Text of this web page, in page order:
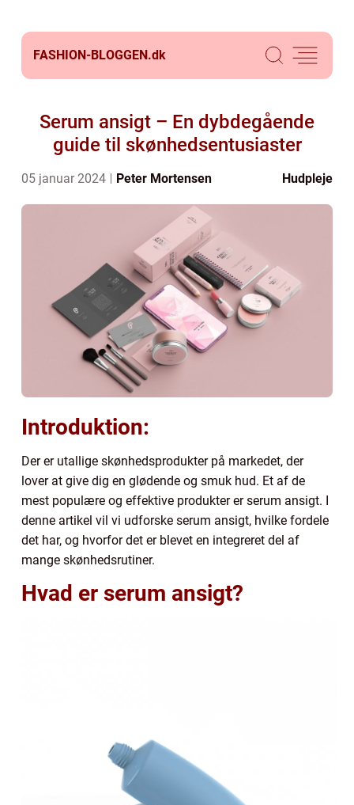
FASHION-BLOGGEN.dk
Serum ansigt – En dybdegående
guide til skønhedsentusiaster
05 januar 2024 Peter Mortensen Hudpleje
Introduktion:
Der er utallige skønhedsprodukter på markedet, der
lover at give dig en glødende og smuk hud. Et af de
mest populære og effektive produkter er serum ansigt. I
denne artikel vil vi udforske serum ansigt, hvilke fordele
det har, og hvorfor det er blevet en integreret del af
mange skønhedsrutiner.
Hvad er serum ansigt?